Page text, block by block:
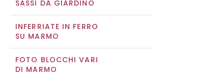
SASSI DA GIARDINO
INFERRIATE IN FERRO
SU MARMO
FOTO BLOCCHI VARI
DI MARMO